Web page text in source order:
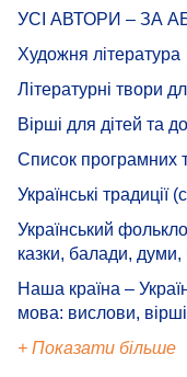
УСІ АВТОРИ – ЗА
Художня література
Літературні твори
Вірші для дітей та
Список програмних
Українські традиції
Український
казки, балади, думи,
Наша країна –
мова: вислови,
+ Показати більше